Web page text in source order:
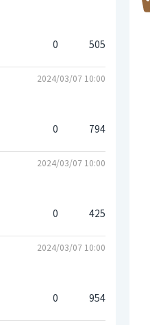
0 505
2024/03/07 10:00
0 794
2024/03/07 10:00
0 425
2024/03/07 10:00
0 954